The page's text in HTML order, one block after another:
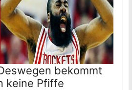
bekommt
keine Pfiffe